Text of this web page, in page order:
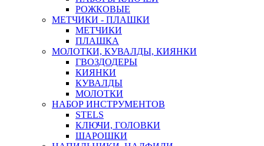
РОЖКОВЫЕ
МЕТЧИКИ - ПЛАШКИ
МЕТЧИКИ
ПЛАШКА
МОЛОТКИ, КУВАЛДЫ, КИЯНКИ
ГВОЗДОДЕРЫ
КИЯНКИ
КУВАЛДЫ
МОЛОТКИ
НАБОР ИНСТРУМЕНТОВ
STELS
КЛЮЧИ, ГОЛОВКИ
ШАРОШКИ